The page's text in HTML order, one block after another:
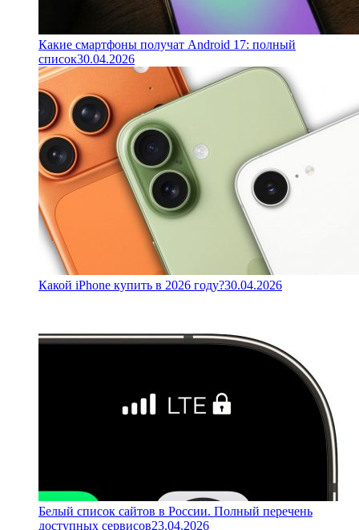
Какие смартфоны получат Android 17: полный
список30.04.2026
Какой iPhone купить в 2026 году?30.04.2026
Белый список сайтов в России. Полный перечень
доступных сервисов23.04.2026